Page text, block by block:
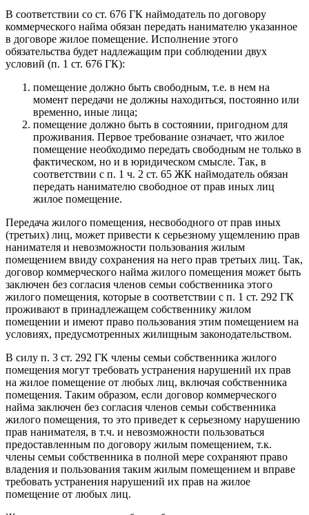
В соответствии со ст. 676 ГК наймодатель по договору
коммерческого найма обязан передать нанимателю указанное
в договоре жилое помещение. Исполнение этого
обязательства будет надлежащим при соблюдении двух
условий (п. 1 ст. 676 ГК):
помещение должно быть свободным, т.е. в нем на
момент передачи не должны находиться, постоянно или
временно, иные лица;
помещение должно быть в состоянии, пригодном для
проживания. Первое требование означает, что жилое
помещение необходимо передать свободным не только в
фактическом, но и в юридическом смысле. Так, в
соответствии с п. 1 ч. 2 ст. 65 ЖК наймодатель обязан
передать нанимателю свободное от прав иных лиц
жилое помещение.
Передача жилого помещения, несвободного от прав иных
(третьих) лиц, может привести к серьезному ущемлению прав
нанимателя и невозможности пользования жилым
помещением ввиду сохранения на него прав третьих лиц. Так,
договор коммерческого найма жилого помещения может быть
заключен без согласия членов семьи собственника этого
жилого помещения, которые в соответствии с п. 1 ст. 292 ГК
проживают в принадлежащем собственнику жилом
помещении и имеют право пользования этим помещением на
условиях, предусмотренных жилищным законодательством.
В силу п. 3 ст. 292 ГК члены семьи собственника жилого
помещения могут требовать устранения нарушений их прав
на жилое помещение от любых лиц, включая собственника
помещения. Таким образом, если договор коммерческого
найма заключен без согласия членов семьи собственника
жилого помещения, то это приведет к серьезному нарушению
прав нанимателя, в т.ч. и невозможности пользоваться
предоставленным по договору жилым помещением, т.к.
члены семьи собственника в полной мере сохраняют право
владения и пользования таким жилым помещением и вправе
требовать устранения нарушений их прав на жилое
помещение от любых лиц.